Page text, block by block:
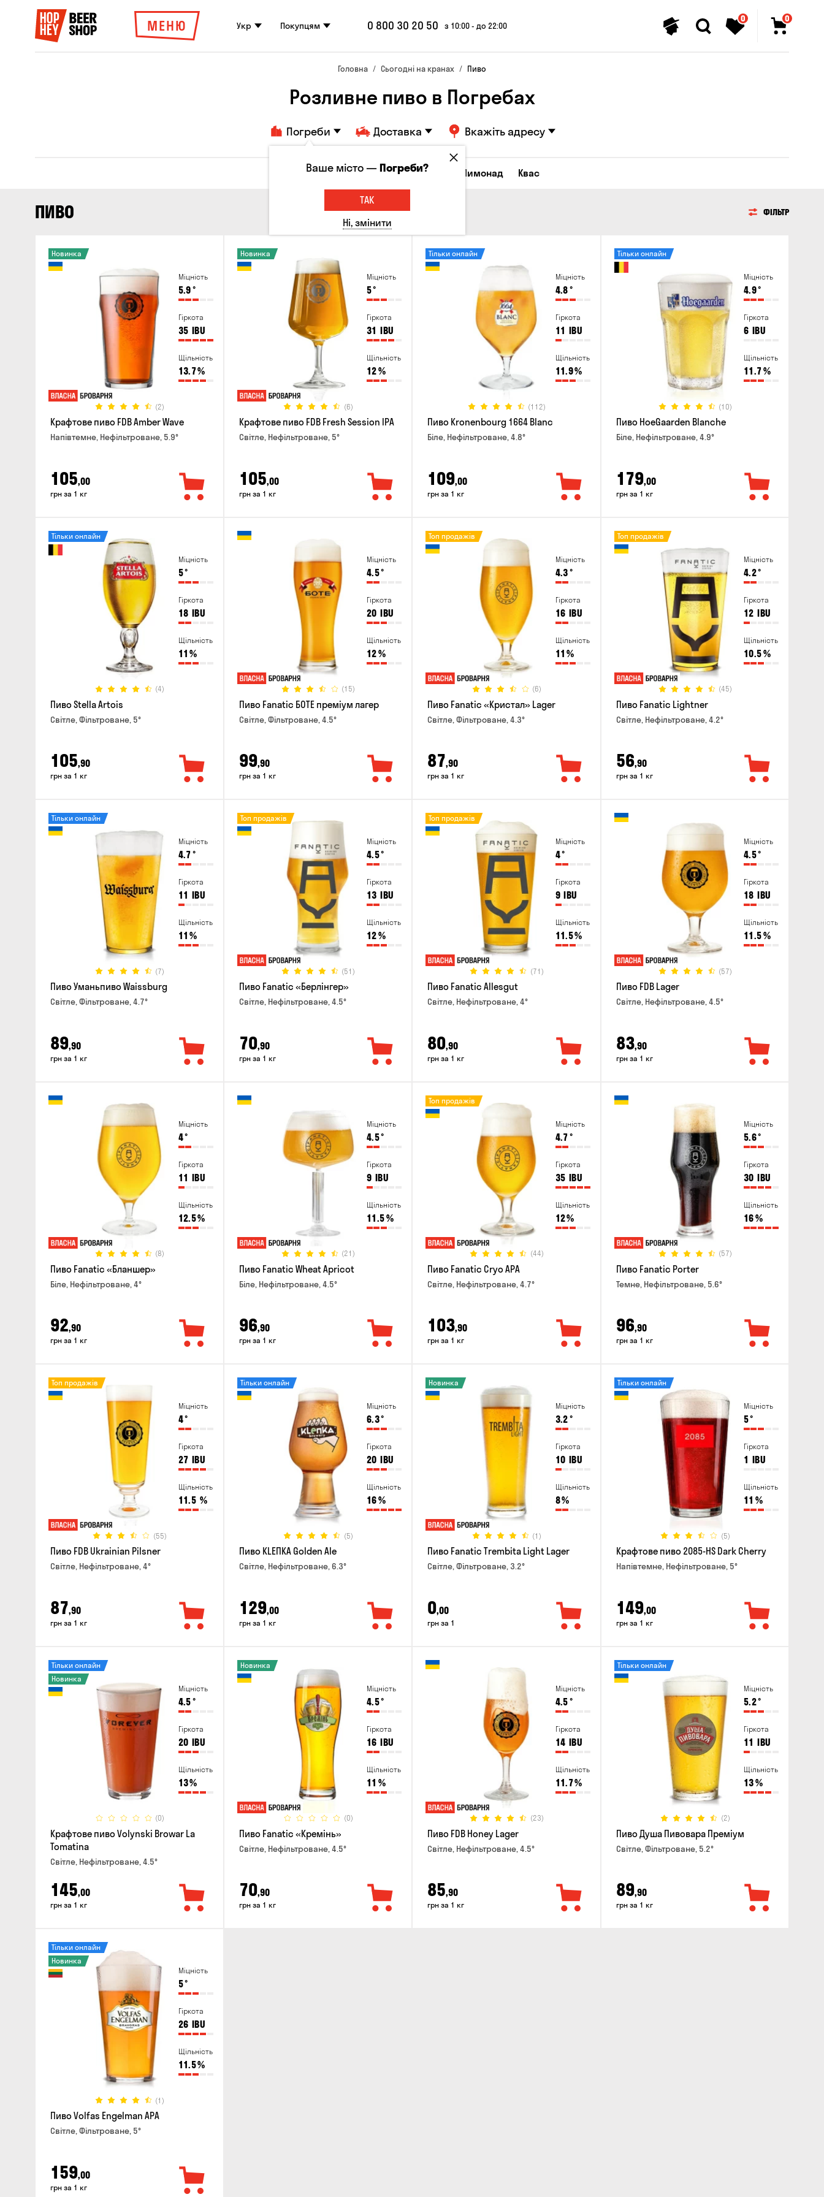
МЕНЮ Укр Покупцям 0 800 30 20 50 з 10:00 - до 22:00
0 0
Головна Сьогодні на кранах Пиво
Розливне пиво в Погребах
Погреби Доставка Вкажіть адресу
Всі товари Пиво Сидр Вино Лимонад Квас
ПИВО ФІЛЬТР
Міцність
5.9°
Гіркота
35 IBU
Щільність
13.7%
(2)
Новинка
Крафтове пиво FDB Amber Wave
Напівтемне, Нефільтроване, 5.9°
105,00
грн за 1 кг
Міцність
5°
Гіркота
31 IBU
Щільність
12%
(6)
Новинка
Крафтове пиво FDB Fresh Session IPA
Світле, Нефільтроване, 5°
105,00
грн за 1 кг
Міцність
4.8°
Гіркота
11 IBU
Щільність
11.9%
(112)
Тільки онлайн
Пиво Kronenbourg 1664 Blanc
Біле, Нефільтроване, 4.8°
109,00
грн за 1 кг
Міцність
4.9°
Гіркота
6 IBU
Щільність
11.7%
(10)
Тільки онлайн
Пиво HoeGaarden Blanche
Біле, Нефільтроване, 4.9°
179,00
грн за 1 кг
Міцність
5°
Гіркота
18 IBU
Щільність
11 %
(4)
Тільки онлайн
Пиво Stella Artois
Світле, Фільтроване, 5°
105,90
грн за 1 кг
Міцність
4.5°
Гіркота
20 IBU
Щільність
12%
(15)
Пиво Fanatic БОТЕ преміум лагер
Світле, Фільтроване, 4.5°
99,90
грн за 1 кг
Міцність
4.3°
Гіркота
16 IBU
Щільність
11 %
(6)
Топ продажів
Пиво Fanatic «Кристал» Lager
Світле, Фільтроване, 4.3°
87,90
грн за 1 кг
Міцність
4.2°
Гіркота
12 IBU
Щільність
10.5%
(45)
Топ продажів
Пиво Fanatic Lightner
Світле, Нефільтроване, 4.2°
56,90
грн за 1 кг
Міцність
4.7°
Гіркота
11 IBU
Щільність
11 %
(7)
Тільки онлайн
Пиво Уманьпиво Waissburg
Світле, Фільтроване, 4.7°
89,90
грн за 1 кг
Міцність
4.5°
Гіркота
13 IBU
Щільність
12%
(51)
Топ продажів
Пиво Fanatic «Берлінгер»
Світле, Нефільтроване, 4.5°
70,90
грн за 1 кг
Міцність
4°
Гіркота
9 IBU
Щільність
11.5%
(71)
Топ продажів
Пиво Fanatic Allesgut
Світле, Нефільтроване, 4°
80,90
грн за 1 кг
Міцність
4.5°
Гіркота
18 IBU
Щільність
11.5%
(57)
Пиво FDB Lager
Світле, Нефільтроване, 4.5°
83,90
грн за 1 кг
Міцність
4°
Гіркота
11 IBU
Щільність
12.5%
(8)
Пиво Fanatic «Бланшер»
Біле, Нефільтроване, 4°
92,90
грн за 1 кг
Міцність
4.5°
Гіркота
9 IBU
Щільність
11.5%
(21)
Пиво Fanatic Wheat Apricot
Біле, Нефільтроване, 4.5°
96,90
грн за 1 кг
Міцність
4.7°
Гіркота
35 IBU
Щільність
12%
(44)
Топ продажів
Пиво Fanatic Cryo APA
Світле, Нефільтроване, 4.7°
103,90
грн за 1 кг
Міцність
5.6°
Гіркота
30 IBU
Щільність
16%
(57)
Пиво Fanatic Porter
Темне, Нефільтроване, 5.6°
96,90
грн за 1 кг
Міцність
4°
Гіркота
27 IBU
Щільність
11.5 %
(55)
Топ продажів
Пиво FDB Ukrainian Pilsner
Світле, Нефільтроване, 4°
87,90
грн за 1 кг
Міцність
6.3°
Гіркота
20 IBU
Щільність
16%
(5)
Тільки онлайн
Пиво KLEПКА Golden Ale
Світле, Нефільтроване, 6.3°
129,00
грн за 1 кг
Міцність
3.2°
Гіркота
10 IBU
Щільність
8%
(1)
Новинка
Пиво Fanatic Trembita Light Lager
Світле, Фільтроване, 3.2°
0,00
грн за 1
Міцність
5°
Гіркота
1 IBU
Щільність
11 %
(5)
Тільки онлайн
Крафтове пиво 2085-HS Dark Cherry
Напівтемне, Нефільтроване, 5°
149,00
грн за 1 кг
Міцність
4.5°
Гіркота
20 IBU
Щільність
13%
(0)
Тільки онлайн
Новинка
Крафтове пиво Volynski Browar La
Tomatina
Світле, Нефільтроване, 4.5°
145,00
грн за 1 кг
Міцність
4.5°
Гіркота
16 IBU
Щільність
11 %
(0)
Новинка
Пиво Fanatic «Кремінь»
Світле, Нефільтроване, 4.5°
70,90
грн за 1 кг
Міцність
4.5°
Гіркота
14 IBU
Щільність
11.7%
(23)
Пиво FDB Honey Lager
Світле, Нефільтроване, 4.5°
85,90
грн за 1 кг
Міцність
5.2°
Гіркота
11 IBU
Щільність
13%
(2)
Тільки онлайн
Пиво Душа Пивовара Преміум
Світле, Фільтроване, 5.2°
89,90
грн за 1 кг
Міцність
5°
Гіркота
26 IBU
Щільність
11.5%
(1)
Тільки онлайн
Новинка
Пиво Volfas Engelman APA
Світле, Фільтроване, 5°
159,00
грн за 1 кг
Ваше місто —Погреби?
ТАК
Ні, змінити